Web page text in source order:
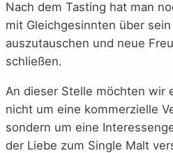
Nach dem Tasting hat man
mit Gleichgesinnten über
auszutauschen und neue
schließen.
An dieser Stelle möchten wir
nicht um eine kommerzielle
sondern um eine
der Liebe zum Single Malt